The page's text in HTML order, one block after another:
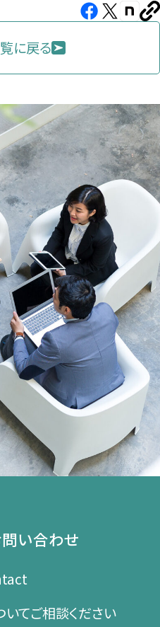
Facebook（新
し
で
ま
す）
X（新
し
で
開
き
す）
note（新
し
で
開
き
ま
す）
に戻る
い合わせ
て​ご相談ください​